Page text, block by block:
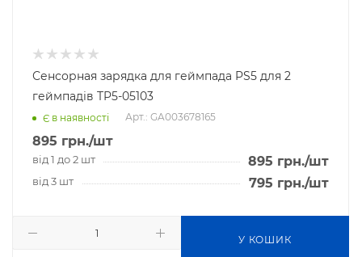
Сенсорная зарядка для геймпада PS5 для 2
геймпадів TP5-05103
Є в наявності Арт.: GA003678165
895 грн./шт
від 1 до 2 шт 895 грн./шт
від 3 шт 795 грн./шт
У КОШИК